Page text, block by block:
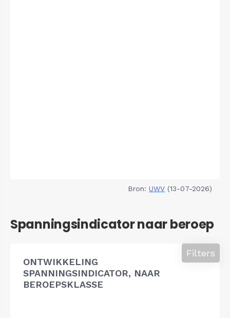
Bron: UWV (13-07-2026)
Spanningsindicator naar beroep
ONTWIKKELING
SPANNINGSINDICATOR, NAAR
BEROEPSKLASSE
Filters